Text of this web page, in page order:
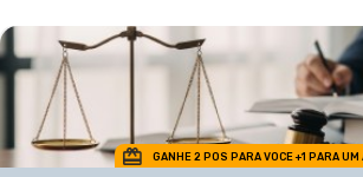
GANHE 2 POS PARA VOCE +1 PARA UM